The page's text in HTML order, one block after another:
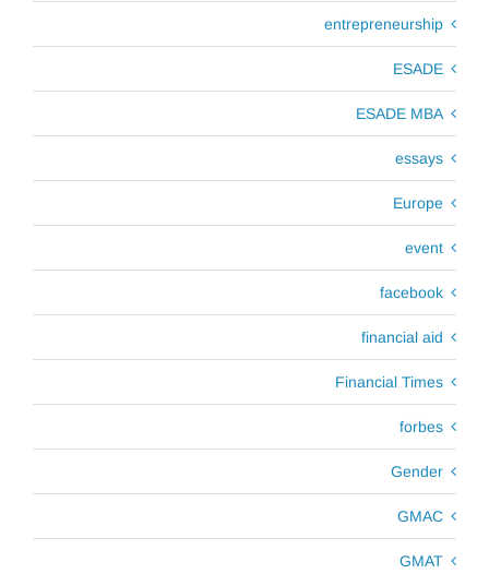
entrepreneurship
ESADE
ESADE MBA
essays
Europe
event
facebook
financial aid
Financial Times
forbes
Gender
GMAC
GMAT